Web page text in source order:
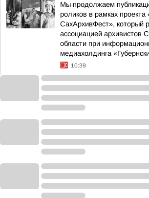
Мы продолжаем
роликов в рамках проекта
СахАрхивФест», который
ассоциацией архивистов
области при
медиахолдинга
10:39